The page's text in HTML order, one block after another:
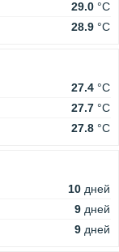
29.0 °C
28.9 °C
27.4 °C
27.7 °C
27.8 °C
10 дней
9 дней
9 дней